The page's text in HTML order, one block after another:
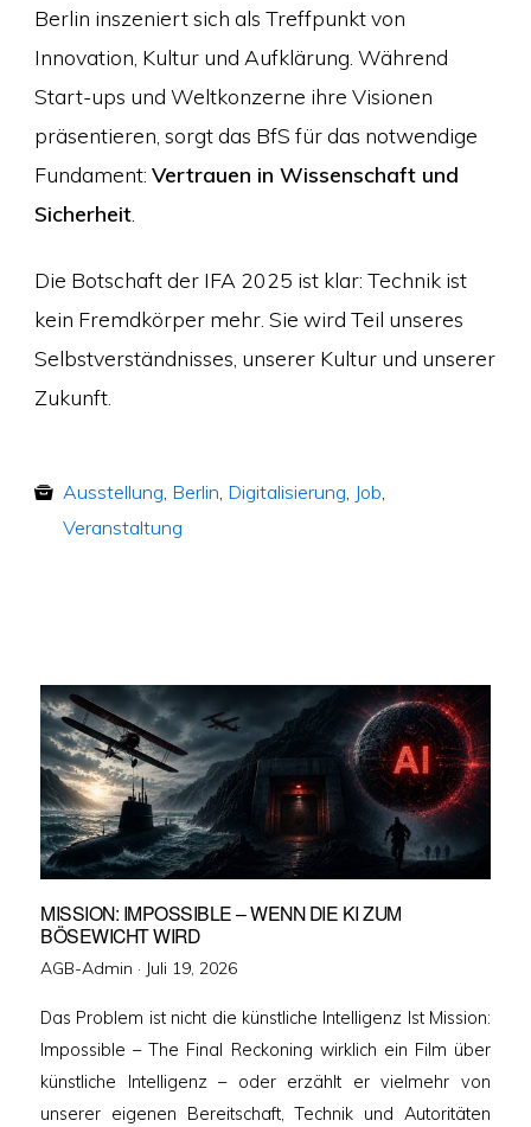
Berlin inszeniert sich als Treffpunkt von
Innovation, Kultur und Aufklärung. Während
Start-ups und Weltkonzerne ihre Visionen
präsentieren, sorgt das BfS für das notwendige
Fundament: Vertrauen in Wissenschaft und
Sicherheit.
Die Botschaft der IFA 2025 ist klar: Technik ist
kein Fremdkörper mehr. Sie wird Teil unseres
Selbstverständnisses, unserer Kultur und unserer
Zukunft.
Ausstellung Berlin Digitalisierung Job
Veranstaltung
MISSION: IMPOSSIBLE – WENN DIE KI ZUM
BÖSEWICHT WIRD
AGB-Admin · Veröffentlicht
Juli 19, 2026
Das Problem ist nicht die künstliche Intelligenz Ist Mission:
Impossible – The Final Reckoning wirklich ein Film über
künstliche Intelligenz – oder erzählt er vielmehr von
unserer eigenen Bereitschaft, Technik und Autoritäten